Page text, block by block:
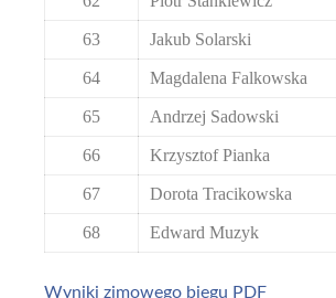
63 Jakub Solarski
64 Magdalena Falkowska
65 Andrzej Sadowski
66 Krzysztof Pianka
67 Dorota Tracikowska
68 Edward Muzyk
Wyniki zimowego biegu PDF